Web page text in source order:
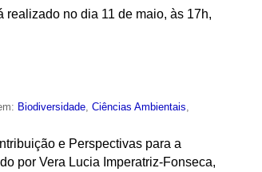
realizado no dia 11 de maio, às 17h,
Biodiversidade ,Ciências Ambientais
e Perspectivas para a
por Vera Lucia Imperatriz-Fonseca,